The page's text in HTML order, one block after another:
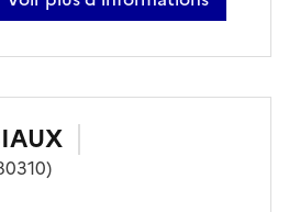
sur brahim bellal